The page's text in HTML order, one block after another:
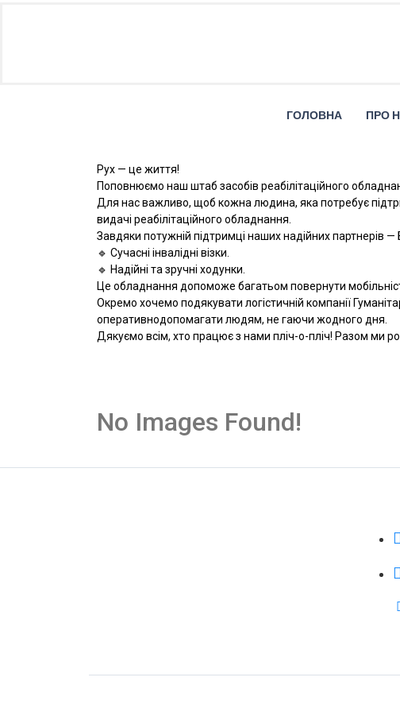
ГОЛОВНА ПРО
Рух — це життя!
Поповнюємо наш штаб засобів реабілітаційного
​Для нас важливо, щоб кожна людина, яка потребує
видачі реабілітаційного обладнання.
​Завдяки потужній підтримці наших надійних
🔹 Сучасні інвалідні візки.
🔹 Надійні та зручні ходунки.
​Це обладнання допоможе багатьом повернути
​Окремо хочемо подякувати логістичній компанії
оперативнодопомагати людям, не гаючи жодного дня.
​Дякуємо всім, хто працює з нами пліч-о-пліч! Разом ми
No Images Found!